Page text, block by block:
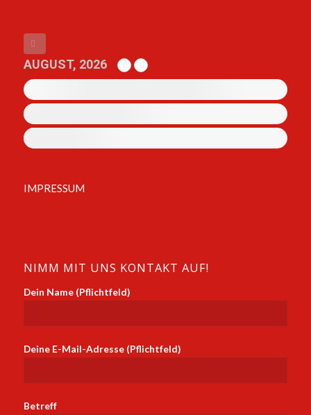
AUGUST, 2026
IMPRESSUM
NIMM MIT UNS KONTAKT AUF!
Dein Name (Pflichtfeld)
Deine E-Mail-Adresse (Pflichtfeld)
Betreff